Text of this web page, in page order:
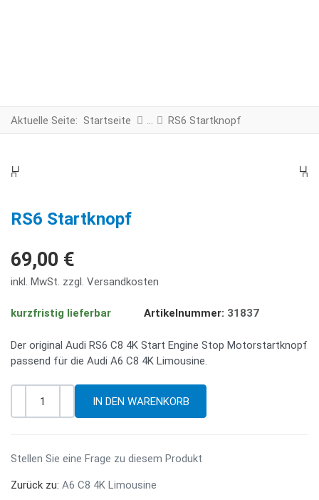
Aktuelle Seite: Startseite RS6 Startknopf
RS6 Startknopf
69,00 €
inkl. MwSt. zzgl. Versandkosten
kurzfristig lieferbar Artikelnummer: 31837
Der original Audi RS6 C8 4K Start Engine Stop Motorstartknopf
passend für die Audi A6 C8 4K Limousine.
Stellen Sie eine Frage zu diesem Produkt
Zurück zu: A6 C8 4K Limousine